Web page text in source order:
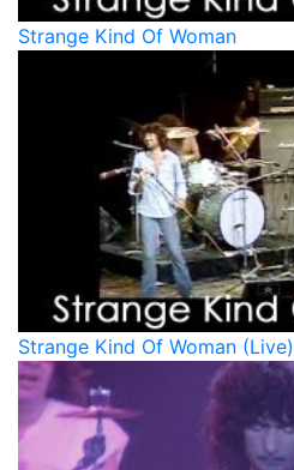
Strange Kind Of Woman
Strange Kind Of Woman (Live)